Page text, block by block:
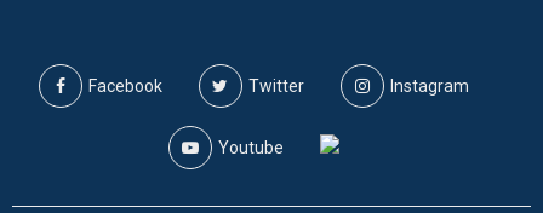
Facebook Twitter Instagram
Youtube